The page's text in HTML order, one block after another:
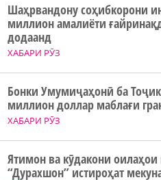
ХАБАРИ РӮЗ
Шаҳрвандону соҳибкорони
миллион амалиёти
додаанд
ХАБАРИ РӮЗ
Бонки Умумиҷаҳонӣ ба
миллион доллар маблағи
Ятимон ва кӯдакони оилаҳои
“Дурахшон” истироҳат